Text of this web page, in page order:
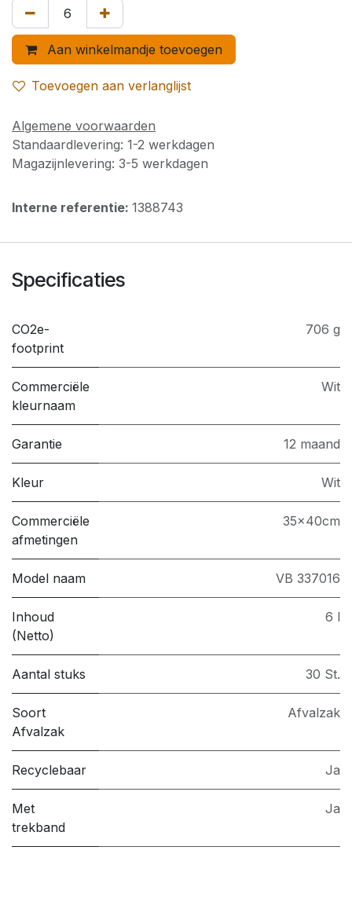
Aan winkelmandje toevoegen
Toevoegen aan verlanglijst
Algemene voorwaarden
Standaardlevering: 1-2 werkdagen
Magazijnlevering: 3-5 werkdagen
Interne referentie: 1388743
Specificaties
CO2e-
footprint
706 g
Commerciële
kleurnaam
Wit
Garantie 12 maand
Kleur Wit
Commerciële
afmetingen
35x40cm
Model naam VB 337016
Inhoud
(Netto)
6 l
Aantal stuks 30 St.
Soort
Afvalzak
Afvalzak
Recyclebaar Ja
Met
trekband
Ja